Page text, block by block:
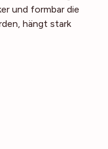
und formbar die
hängt stark